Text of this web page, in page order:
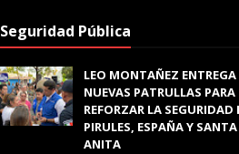
Seguridad Pública
LEO MONTAÑEZ
NUEVAS PATRULLAS PARA
REFORZAR LA SEGURIDAD
PIRULES, ESPAÑA Y SANTA
ANITA